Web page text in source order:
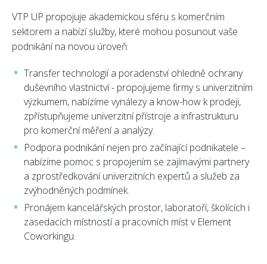
VTP UP propojuje akademickou sféru s komerčním
sektorem a nabízí služby, které mohou posunout vaše
podnikání na novou úroveň:
Transfer technologií a poradenství ohledně ochrany
duševního vlastnictví - propojujeme firmy s univerzitním
výzkumem, nabízíme vynálezy a know-how k prodeji,
zpřístupňujeme univerzitní přístroje a infrastrukturu
pro komerční měření a analýzy.
Podpora podnikání nejen pro začínající podnikatele –
nabízíme pomoc s propojením se zajímavými partnery
a zprostředkování univerzitních expertů a služeb za
zvýhodněných podmínek.
Pronájem kancelářských prostor, laboratoří, školících i
zasedacích místností a pracovních míst v Element
Coworkingu.